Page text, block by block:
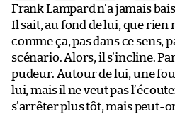
Frank Lampard n’a jamais
Il sait, au fond de lui, que rien
comme ça, pas dans ce sens,
scénario. Alors, il s’incline.
pudeur. Autour de lui, une
lui, mais il ne veut pas
s’arrêter plus tôt, mais peut-